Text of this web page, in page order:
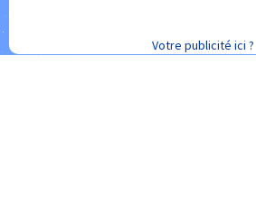
Votre publicité ici ?